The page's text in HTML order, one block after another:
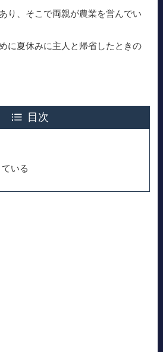
り、そこで両親が農業を営んでい
に夏休みに主人と帰省したときの
目次
いる